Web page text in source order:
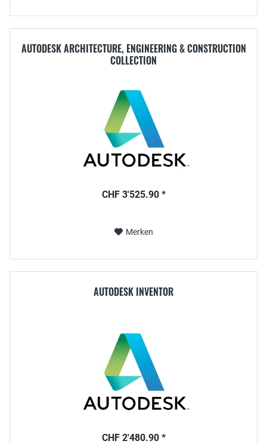
AUTODESK ARCHITECTURE, ENGINEERING & CONSTRUCTION
COLLECTION
CHF 3'525.90 *
Merken
AUTODESK INVENTOR
CHF 2'480.90 *